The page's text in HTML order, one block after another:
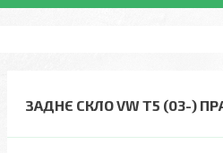
ЗАДНЄ СКЛО VW T5 (03-)